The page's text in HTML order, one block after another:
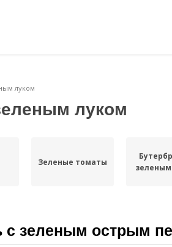
луком
луком
Зеленые томаты
с зеленым острым